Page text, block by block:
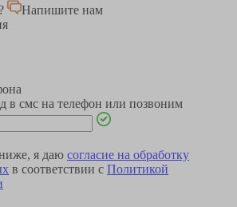
Напишите нам
в смс на телефон или позвоним
я даю согласие на обработку
в соответствии с Политикой